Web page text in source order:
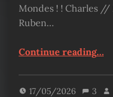
Mondes ! ! Charles
Ruben…
Continue reading“Tour des Mondes – Chapitre 417”
…
17/05/2026 3